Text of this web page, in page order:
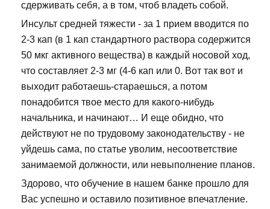
сдерживать себя, а в том, чтоб владеть собой.
Инсульт средней тяжести - за 1 прием вводится по
2-3 кап (в 1 кап стандартного раствора содержится
50 мкг активного вещества) в каждый носовой ход,
что составляет 2-3 мг (4-6 кап или 0. Вот так вот и
выходит работаешь-стараешься, а потом
понадобится твое место для какого-нибудь
начальника, и начинают… И еще обидно, что
действуют не по трудовому законодательству - не
уйдешь сама, по статье уволим, несоответствие
занимаемой должности, или невыполнение планов.
Здорово, что обучение в нашем банке прошло для
Вас успешно и оставило позитивное впечатление.